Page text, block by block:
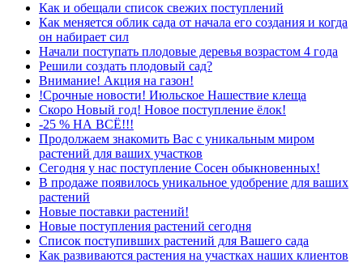
Как и обещали список свежих поступлений
Как меняется облик сада от начала его создания и когда
он набирает сил
Начали поступать плодовые деревья возрастом 4 года
Решили создать плодовый сад?
Внимание! Акция на газон!
!Срочные новости! Июльское Нашествие клеща
Скоро Новый год! Новое поступление ёлок!
-25 % НА ВСЁ!!!
Продолжаем знакомить Вас с уникальным миром
растений для ваших участков
Сегодня у нас поступление Сосен обыкновенных!
В продаже появилось уникальное удобрение для ваших
растений
Новые поставки растений!
Новые поступления растений сегодня
Список поступивших растений для Вашего сада
Как развиваются растения на участках наших клиентов